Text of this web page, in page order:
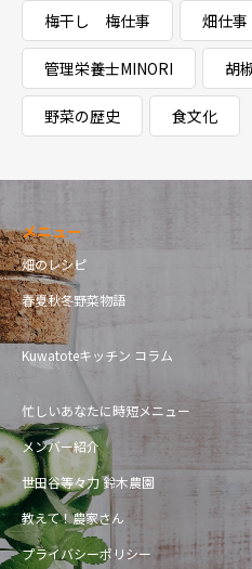
梅干し 梅仕事 畑仕事
管理栄養士MINORI 胡
野菜の歴史 食文化
メニュー
畑のレシピ
春夏秋冬野菜物語
Kuwatoteキッチン コラム
忙しいあなたに時短メニュー
メンバー紹介
世田谷等々力 鈴木農園
教えて！農家さん
プライバシーポリシー